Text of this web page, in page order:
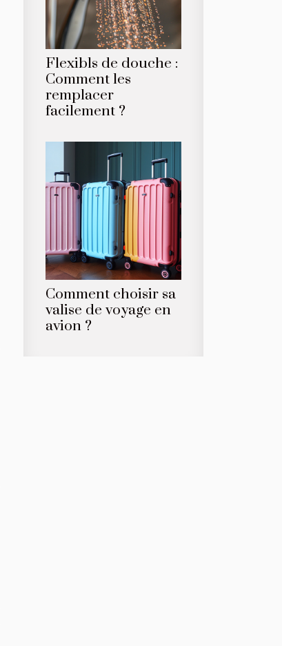
Flexibls de douche :
Comment les
remplacer
facilement ?
Comment choisir sa
valise de voyage en
avion ?